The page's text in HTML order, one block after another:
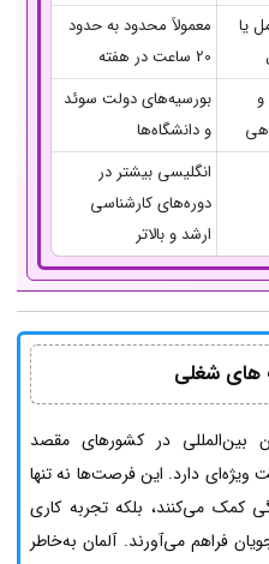
یا
معمولاً محدود به حدود
20 ساعت در هفته
بورسیه‌های DAAD و
بورسیه‌های دولت سوئد
و دانشگاه‌ها
انگلیسی بیشتر در
دوره‌های کارشناسی
ارشد و بالاتر
شغلی
بین‌المللی در کشورهای مقصد
ویژه‌ای دارد. این فرصت‌ها نه تنها
کمک می‌کنند، بلکه تجربه کاری
فراهم می‌آورند. آلمان به‌خاطر